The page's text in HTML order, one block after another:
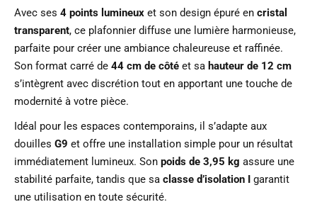
Avec ses 4 points lumineux et son design épuré en cristal
transparent, ce plafonnier diffuse une lumière harmonieuse,
parfaite pour créer une ambiance chaleureuse et raffinée.
Son format carré de 44 cm de côté et sa hauteur de 12 cm
s’intègrent avec discrétion tout en apportant une touche de
modernité à votre pièce.
Idéal pour les espaces contemporains, il s’adapte aux
douilles G9 et offre une installation simple pour un résultat
immédiatement lumineux. Son poids de 3,95 kg assure une
stabilité parfaite, tandis que sa classe d’isolation I garantit
une utilisation en toute sécurité.